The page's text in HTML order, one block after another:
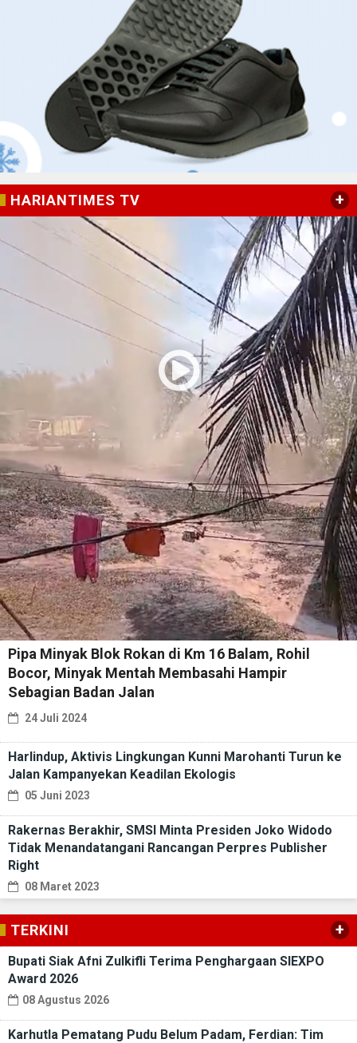
HARIANTIMES TV +
Pipa Minyak Blok Rokan di Km 16 Balam, Rohil
Bocor, Minyak Mentah Membasahi Hampir
Sebagian Badan Jalan
24 Juli 2024
Harlindup, Aktivis Lingkungan Kunni Marohanti Turun ke
Jalan Kampanyekan Keadilan Ekologis
05 Juni 2023
Rakernas Berakhir, SMSI Minta Presiden Joko Widodo
Tidak Menandatangani Rancangan Perpres Publisher
Right
08 Maret 2023
TERKINI +
Bupati Siak Afni Zulkifli Terima Penghargaan SIEXPO
Award 2026
08 Agustus 2026
Karhutla Pematang Pudu Belum Padam, Ferdian: Tim